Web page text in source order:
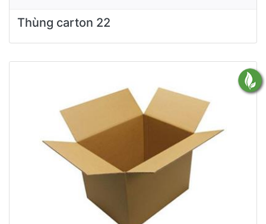
Thùng carton 22